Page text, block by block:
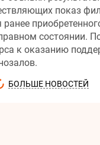
показ
состоянии.
к оказанию
БОЛЬШЕ НОВОСТЕЙ